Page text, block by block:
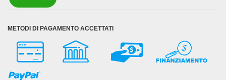
METODI DI PAGAMENTO ACCETTATI